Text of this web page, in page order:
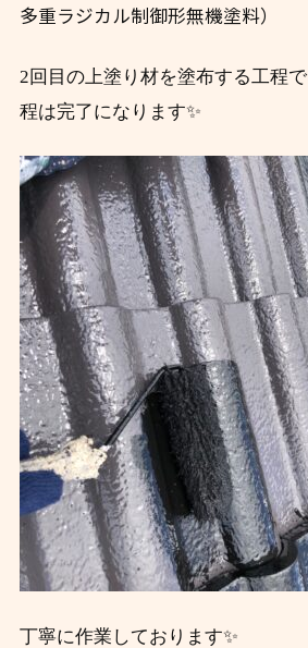
多重ラジカル制御形無機塗料）
2回目の上塗り材を塗布する工程
程は完了になります✨
丁寧に作業しております✨